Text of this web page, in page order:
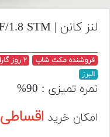
تجهیزات
مکث
افزودن
محصول
دست
لنز کانن | Canon 50mm F/1.8 STM
فروشنده مکث شاپ
۲ روز گارانتی تست
البرز
نمره تمیزی : 90%
امکان خرید اقساطی